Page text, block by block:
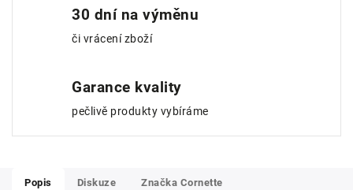
30 dní na výměnu
či vrácení zboží
Garance kvality
pečlivě produkty vybíráme
Popis Diskuze Značka Cornette